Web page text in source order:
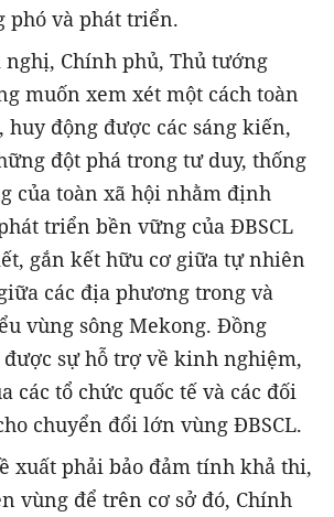
phó và phát triển.
nghị, Chính phủ, Thủ tướng
muốn xem xét một cách toàn
huy động được các sáng kiến,
đột phá trong tư duy, thống
của toàn xã hội nhằm định
triển bền vững của ĐBSCL
gắn kết hữu cơ giữa tự nhiên
các địa phương trong và
vùng sông Mekong. Đồng
sự hỗ trợ về kinh nghiệm,
các tổ chức quốc tế và các đối
chuyển đổi lớn vùng ĐBSCL.
xuất phải bảo đảm tính khả thi,
vùng để trên cơ sở đó, Chính